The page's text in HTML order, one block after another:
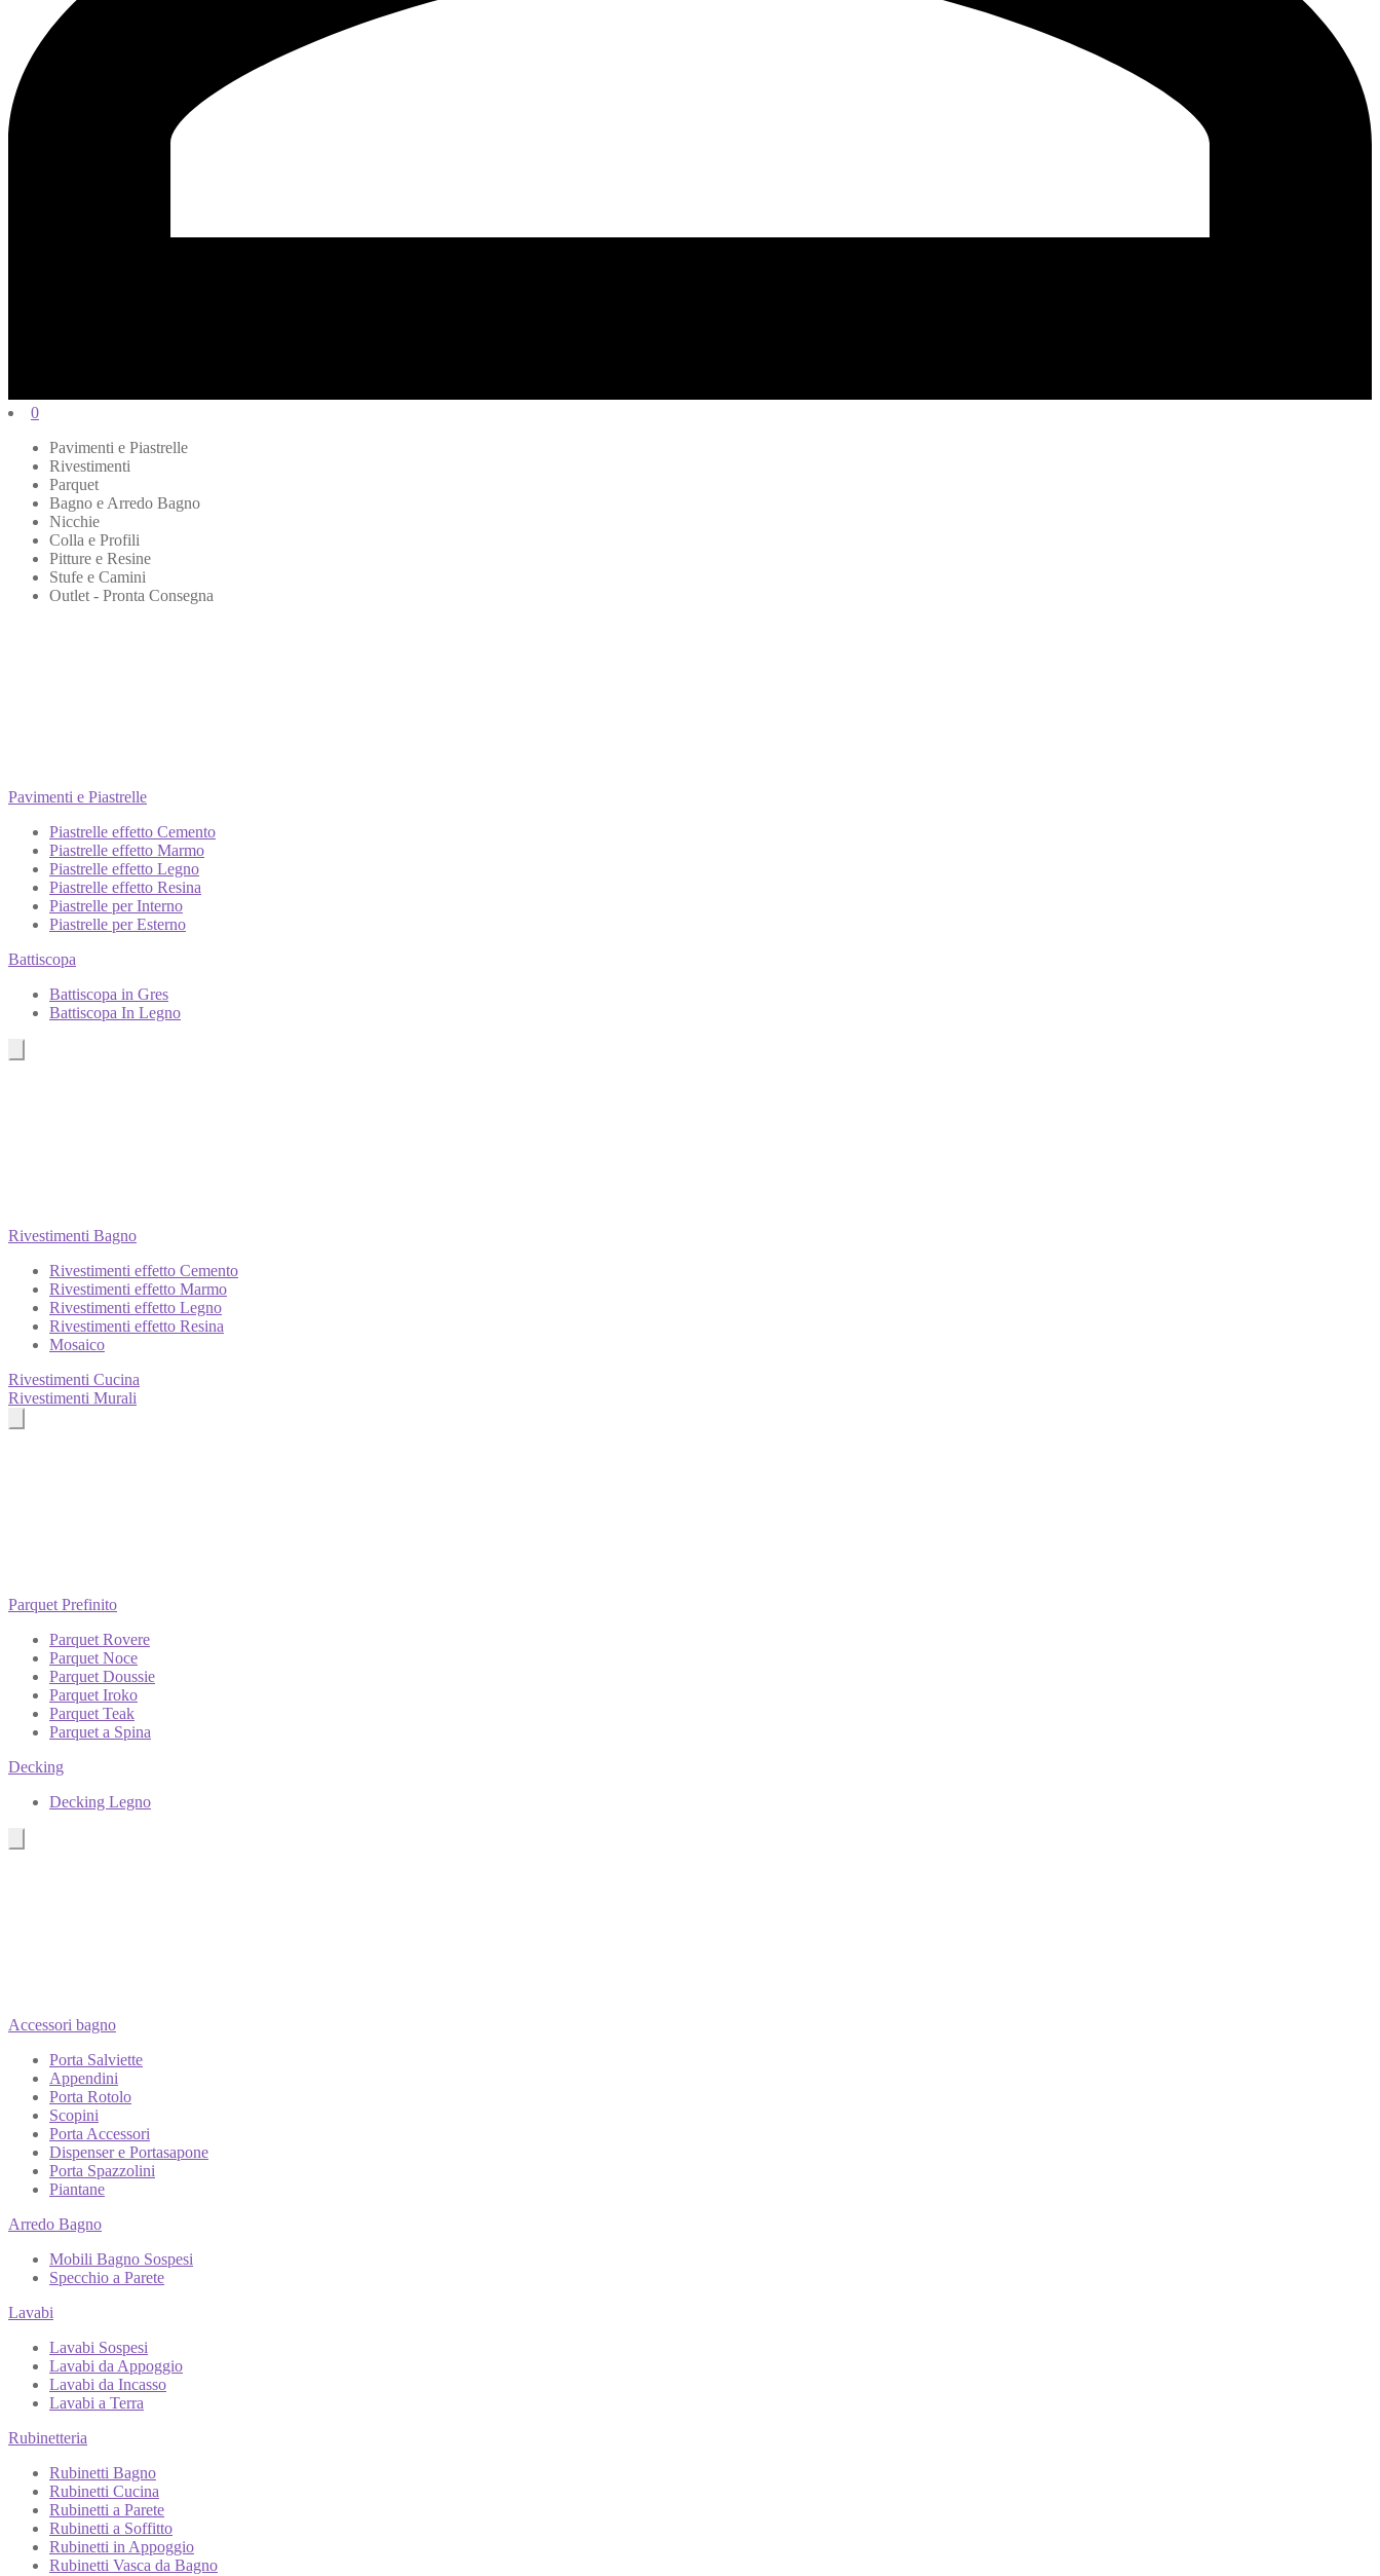
0
Pavimenti e Piastrelle
Rivestimenti
Parquet
Bagno e Arredo Bagno
Nicchie
Colla e Profili
Pitture e Resine
Stufe e Camini
Outlet - Pronta Consegna
Pavimenti e Piastrelle
Piastrelle effetto Cemento
Piastrelle effetto Marmo
Piastrelle effetto Legno
Piastrelle effetto Resina
Piastrelle per Interno
Piastrelle per Esterno
Battiscopa
Battiscopa in Gres
Battiscopa In Legno
Rivestimenti Bagno
Rivestimenti effetto Cemento
Rivestimenti effetto Marmo
Rivestimenti effetto Legno
Rivestimenti effetto Resina
Mosaico
Rivestimenti Cucina
Rivestimenti Murali
Parquet Prefinito
Parquet Rovere
Parquet Noce
Parquet Doussie
Parquet Iroko
Parquet Teak
Parquet a Spina
Decking
Decking Legno
Accessori bagno
Porta Salviette
Appendini
Porta Rotolo
Scopini
Porta Accessori
Dispenser e Portasapone
Porta Spazzolini
Piantane
Arredo Bagno
Mobili Bagno Sospesi
Specchio a Parete
Lavabi
Lavabi Sospesi
Lavabi da Appoggio
Lavabi da Incasso
Lavabi a Terra
Rubinetteria
Rubinetti Bagno
Rubinetti Cucina
Rubinetti a Parete
Rubinetti a Soffitto
Rubinetti in Appoggio
Rubinetti Vasca da Bagno